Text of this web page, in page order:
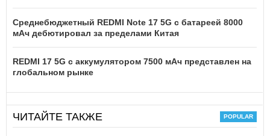
Среднебюджетный REDMI Note 17 5G с батареей 8000
мАч дебютировал за пределами Китая
REDMI 17 5G c аккумулятором 7500 мАч представлен на
глобальном рынке
ЧИТАЙТЕ ТАКЖЕ